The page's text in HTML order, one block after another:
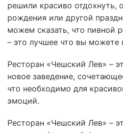
решили красиво отдохнуть,
рождения или другой
можем сказать, что пивной
– это лучшее что вы можете
Ресторан «Чешский Лев» –
новое заведение,
что необходимо для
эмоций.
Ресторан «Чешский Лев» –